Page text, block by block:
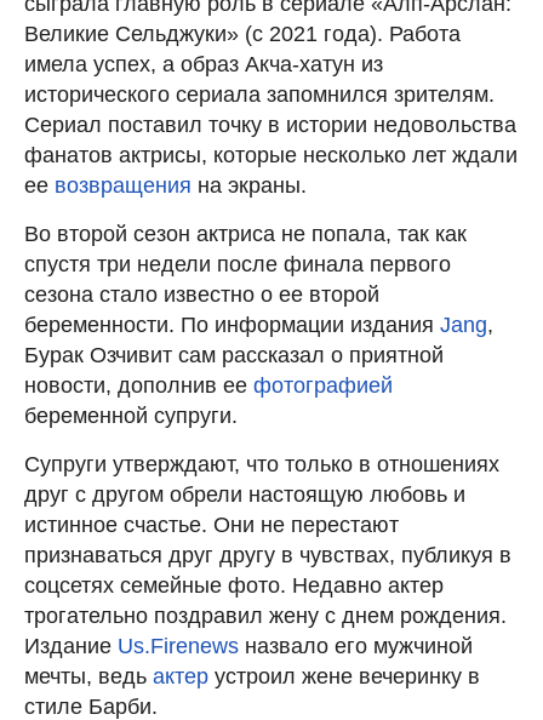
Великие Сельджуки» (с 2021 года). Работа
имела успех, а образ Акча-хатун из
исторического сериала запомнился зрителям.
Сериал поставил точку в истории недовольства
фанатов актрисы, которые несколько лет ждали
ее возвращения на экраны.
Во второй сезон актриса не попала, так как
спустя три недели после финала первого
сезона стало известно о ее второй
беременности. По информации издания Jang,
Бурак Озчивит сам рассказал о приятной
новости, дополнив ее фотографией
беременной супруги.
Супруги утверждают, что только в отношениях
друг с другом обрели настоящую любовь и
истинное счастье. Они не перестают
признаваться друг другу в чувствах, публикуя в
соцсетях семейные фото. Недавно актер
трогательно поздравил жену с днем рождения.
Издание Us.Firenews назвало его мужчиной
мечты, ведь актер устроил жене вечеринку в
стиле Барби.